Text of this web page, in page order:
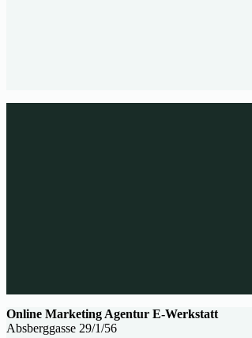
Online Marketing Agentur E-Werkstatt
Absberggasse 29/1/56